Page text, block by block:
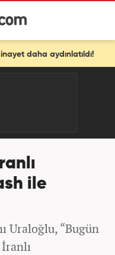
ile
Uraloğlu, “Bugün